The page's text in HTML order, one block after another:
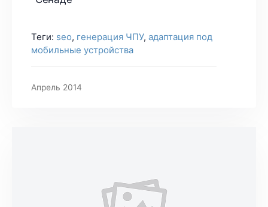
Теги: seo, генерация ЧПУ, адаптация под
мобильные устройства
Апрель 2014